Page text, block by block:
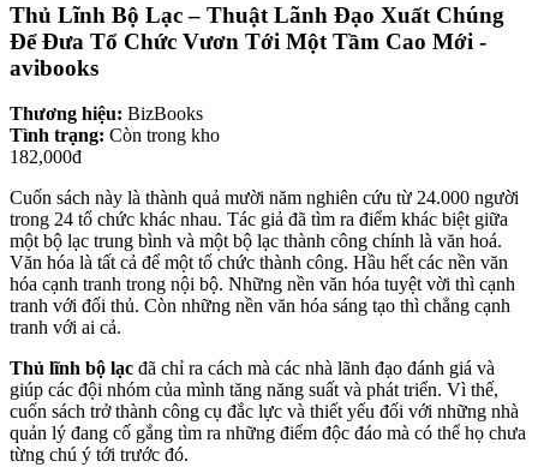
Thủ Lĩnh Bộ Lạc – Thuật Lãnh Đạo Xuất Chúng
Để Đưa Tổ Chức Vươn Tới Một Tầm Cao Mới -
avibooks
Thương hiệu: BizBooks
Tình trạng: Còn trong kho
182,000đ
Cuốn sách này là thành quả mười năm nghiên cứu từ 24.000 người
trong 24 tổ chức khác nhau. Tác giả đã tìm ra điểm khác biệt giữa
một bộ lạc trung bình và một bộ lạc thành công chính là văn hoá.
Văn hóa là tất cả để một tổ chức thành công. Hầu hết các nền văn
hóa cạnh tranh trong nội bộ. Những nền văn hóa tuyệt vời thì cạnh
tranh với đối thủ. Còn những nền văn hóa sáng tạo thì chẳng cạnh
tranh với ai cả.
Thủ lĩnh bộ lạc đã chỉ ra cách mà các nhà lãnh đạo đánh giá và
giúp các đội nhóm của mình tăng năng suất và phát triển. Vì thế,
cuốn sách trở thành công cụ đắc lực và thiết yếu đối với những nhà
quản lý đang cố gắng tìm ra những điểm độc đáo mà có thể họ chưa
từng chú ý tới trước đó.